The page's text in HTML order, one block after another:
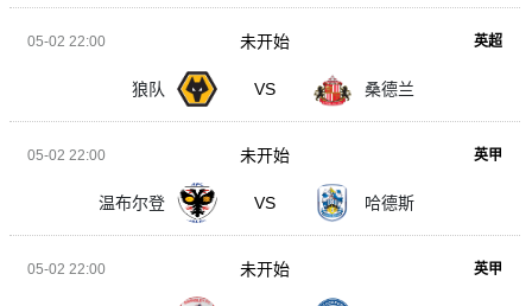
05-02 22:00 英超
狼队 VS 桑德兰
未开始
05-02 22:00 英甲
温布尔登 VS 哈德斯
未开始
05-02 22:00 英甲
未开始